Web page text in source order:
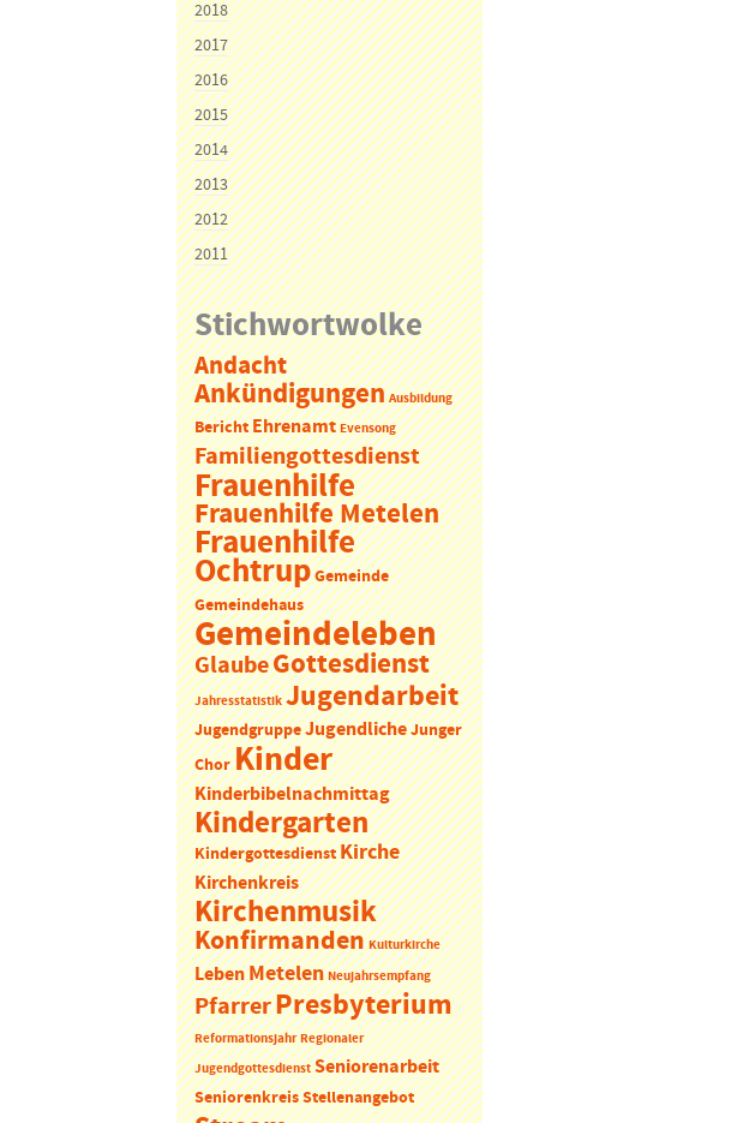
2018
2017
2016
2015
2014
2013
2012
2011
Stichwortwolke
Andacht
Ankündigungen Ausbildung
Bericht Ehrenamt Evensong
Familiengottesdienst
Frauenhilfe
Frauenhilfe Metelen
Frauenhilfe
Ochtrup Gemeinde
Gemeindehaus
Gemeindeleben
GlaubeGottesdienst
Jahresstatistik Jugendarbeit
Jugendgruppe Jugendliche Junger
Chor Kinder
Kinderbibelnachmittag
Kindergarten
Kindergottesdienst Kirche
Kirchenkreis
Kirchenmusik
Konfirmanden Kulturkirche
LebenMetelen Neujahrsempfang
PfarrerPresbyterium
Reformationsjahr Regionaler
Jugendgottesdienst Seniorenarbeit
Seniorenkreis Stellenangebot